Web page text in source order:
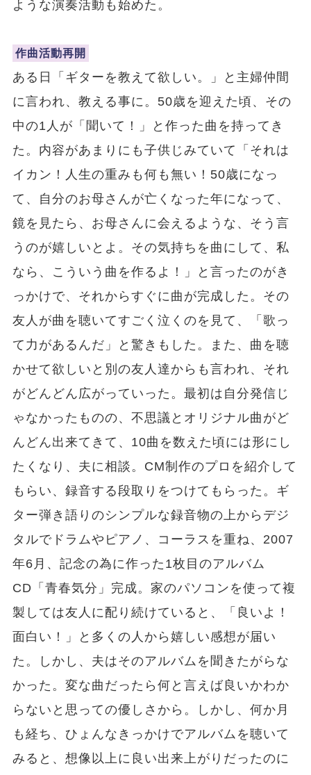
ような演奏活動も始めた。
作曲活動再開
ある日「ギターを教えて欲しい。」と主婦仲間
に言われ、教える事に。50歳を迎えた頃、その
中の1人が「聞いて！」と作った曲を持ってき
た。内容があまりにも子供じみていて「それは
イカン！人生の重みも何も無い！50歳になっ
て、自分のお母さんが亡くなった年になって、
鏡を見たら、お母さんに会えるような、そう言
うのが嬉しいとよ。その気持ちを曲にして、私
なら、こういう曲を作るよ！」と言ったのがき
っかけで、それからすぐに曲が完成した。その
友人が曲を聴いてすごく泣くのを見て、「歌っ
て力があるんだ」と驚きもした。また、曲を聴
かせて欲しいと別の友人達からも言われ、それ
がどんどん広がっていった。最初は自分発信じ
ゃなかったものの、不思議とオリジナル曲がど
んどん出来てきて、10曲を数えた頃には形にし
たくなり、夫に相談。CM制作のプロを紹介して
もらい、録音する段取りをつけてもらった。ギ
ター弾き語りのシンプルな録音物の上からデジ
タルでドラムやピアノ、コーラスを重ね、2007
年6月、記念の為に作った1枚目のアルバム
CD「青春気分」完成。家のパソコンを使って複
製しては友人に配り続けていると、「良いよ！
面白い！」と多くの人から嬉しい感想が届い
た。しかし、夫はそのアルバムを聞きたがらな
かった。変な曲だったら何と言えば良いかわか
らないと思っての優しさから。しかし、何か月
も経ち、ひょんなきっかけでアルバムを聴いて
みると、想像以上に良い出来上がりだったのに